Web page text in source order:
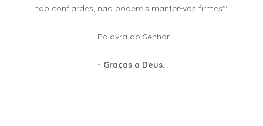
não confiardes, não podereis manter-vos firmes'".
- Palavra do Senhor.
- Graças a Deus.